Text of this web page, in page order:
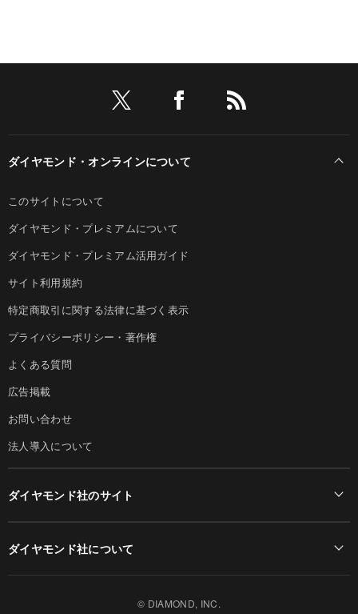
ダイヤモンド・オンラインについて
このサイトについて
ダイヤモンド・プレミアムについて
ダイヤモンド・プレミアム活用ガイド
サイト利用規約
特定商取引に関する法律に基づく表示
プライバシーポリシー・著作権
よくある質問
広告掲載
お問い合わせ
法人導入について
ダイヤモンド社のサイト
ダイヤモンド社について
© DIAMOND, INC.